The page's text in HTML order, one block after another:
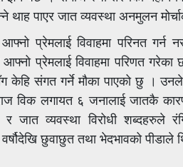
थाह पाएर जात व्यवस्था अनमुलन
प्रेमलाई विवाहमा परिनत गर्न
प्रेमलाई विवाहमा परिणत
केहि संगत गर्ने मौका पाएको छु ।
विक लगायत ६ जनालाई जातकै
जात व्यवस्था विरोधी
छुवाछुत तथा भेदभावको